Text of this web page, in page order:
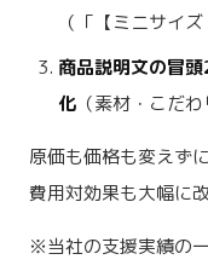
（「【ミニサイ
商品説明文の冒
化 （素材・こだ
原価も価格も変えず
費用対効果も大幅に
※当社の支援実績の